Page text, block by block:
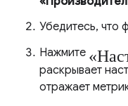
Убедитесь, что
Нажмите
раскрывает
отражает